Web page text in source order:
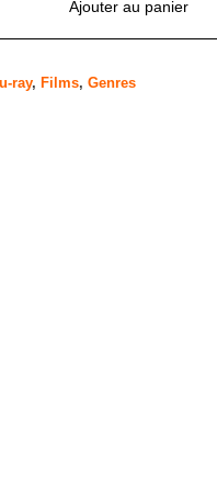
Ajouter au panier
ray, Films, Genres